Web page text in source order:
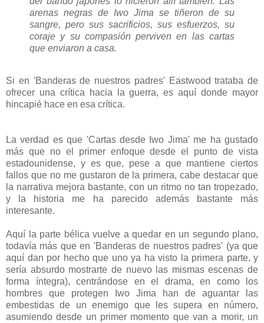
arenas negras de Iwo Jima se tiñeron de su
sangre, pero sus sacrificios, sus esfuerzos, su
coraje y su compasión perviven en las cartas
que enviaron a casa.
Si en 'Banderas de nuestros padres' Eastwood trataba de
ofrecer una crítica hacia la guerra, es aquí donde mayor
hincapié hace en esa crítica.
La verdad es que 'Cartas desde Iwo Jima' me ha gustado
más que no el primer enfoque desde el punto de vista
estadounidense, y es que, pese a que mantiene ciertos
fallos que no me gustaron de la primera, cabe destacar que
la narrativa mejora bastante, con un ritmo no tan tropezado,
y la historia me ha parecido además bastante más
interesante.
Aquí la parte bélica vuelve a quedar en un segundo plano,
todavía más que en 'Banderas de nuestros padres' (ya que
aquí dan por hecho que uno ya ha visto la primera parte, y
sería absurdo mostrarte de nuevo las mismas escenas de
forma íntegra), centrándose en el drama, en como los
hombres que protegen Iwo Jima han de aguantar las
embestidas de un enemigo que les supera en número,
asumiendo desde un primer momento que van a morir, un